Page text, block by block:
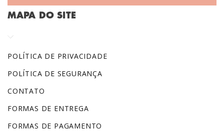
MAPA DO SITE
POLÍTICA DE PRIVACIDADE
POLÍTICA DE SEGURANÇA
CONTATO
FORMAS DE ENTREGA
FORMAS DE PAGAMENTO